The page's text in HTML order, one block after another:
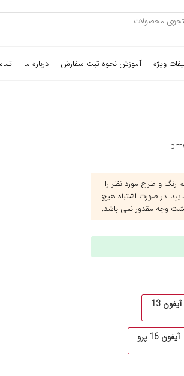
ویژه آموزش نحوه ثبت سفارش درباره ما
و طرح مورد نظر را
در صورت اشتباه هیچ
وجه مقدور نمی باشد.
آیفون 13
آیفون 16 پرو